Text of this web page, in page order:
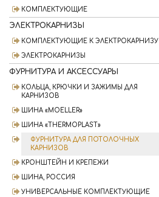
КОМПЛЕКТУЮЩИЕ
ЭЛЕКТРОКАРНИЗЫ
КОМПЛЕКТУЮЩИЕ К ЭЛЕКТРОКАРНИЗУ
ЭЛЕКТРОКАРНИЗЫ
ФУРНИТУРА И АКСЕССУАРЫ
КОЛЬЦА, КРЮЧКИ И ЗАЖИМЫ ДЛЯ
КАРНИЗОВ
ШИНА «MOELLER»
ШИНА «THERMOPLAST»
ФУРНИТУРА ДЛЯ ПОТОЛОЧНЫХ
КАРНИЗОВ
КРОНШТЕЙН И КРЕПЕЖИ
ШИНА, РОССИЯ
УНИВЕРСАЛЬНЫЕ КОМПЛЕКТУЮЩИЕ